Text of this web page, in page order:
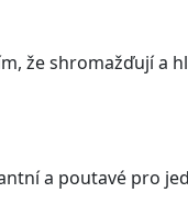
že shromažďují a
a poutavé pro